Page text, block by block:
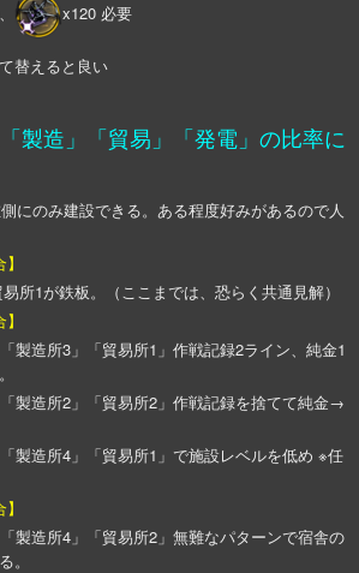
x120 必要
替えると良い
製造」「貿易」「発電 」の比率に
にのみ建設できる。ある程度好みがあるので人
1が鉄板。（ここまでは、恐らく共通見解）
製造所3」「貿易所1」作戦記録2ライン、純金1
製造所2」「貿易所2」作戦記録を捨てて純金→
製造所4」「貿易所1」で施設レベルを低め ※任
製造所4」「貿易所2」無難なパターンで宿舎の
。